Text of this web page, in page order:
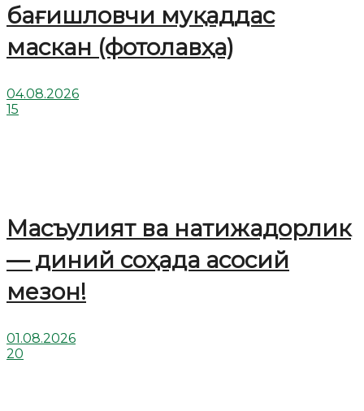
бағишловчи муқаддас
маскан (фотолавҳа)
04.08.2026
15
Масъулият ва натижадорлик
— диний соҳада асосий
мезон!
01.08.2026
20